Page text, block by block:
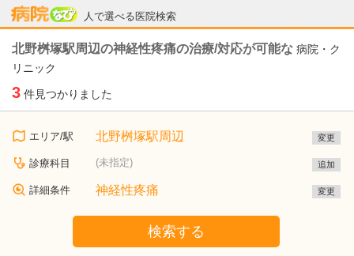
人で選べる医院検索
病院なび
北野桝塚駅周辺の神経性疼痛の治療/対応が可能な 病院・ク
リニック
3 件見つかりました
エリア/駅 北野桝塚駅周辺 変更
診療科目 (未指定) 追加
詳細条件 神経性疼痛 変更
検索する